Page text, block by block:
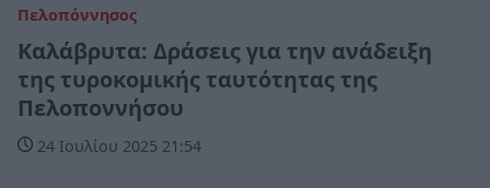
Πελοπόννησος
Καλάβρυτα: Δράσεις για την ανάδειξη
της τυροκομικής ταυτότητας της
Πελοποννήσου
24 Ιουλίου 2025 21:54